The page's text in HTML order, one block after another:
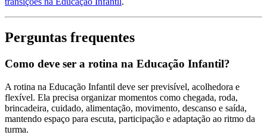
Perguntas frequentes
Como deve ser a rotina na Educação Infantil?
A rotina na Educação Infantil deve ser previsível, acolhedora e
flexível. Ela precisa organizar momentos como chegada, roda,
brincadeira, cuidado, alimentação, movimento, descanso e saída,
mantendo espaço para escuta, participação e adaptação ao ritmo da
turma.